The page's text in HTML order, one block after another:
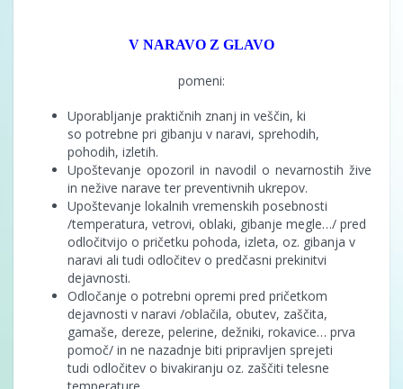
V NARAVO Z GLAVO
pomeni:
Uporabljanje praktičnih znanj in veščin, ki
so potrebne pri gibanju v naravi, sprehodih,
pohodih, izletih.
Upoštevanje opozoril in navodil o nevarnostih žive
in nežive narave ter preventivnih ukrepov.
Upoštevanje lokalnih vremenskih posebnosti
/temperatura, vetrovi, oblaki, gibanje megle…/ pred
odločitvijo o pričetku pohoda, izleta, oz. gibanja v
naravi ali tudi odločitev o predčasni prekinitvi
dejavnosti.
Odločanje o potrebni opremi pred pričetkom
dejavnosti v naravi /oblačila, obutev, zaščita,
gamaše, dereze, pelerine, dežniki, rokavice… prva
pomoč/ in ne nazadnje biti pripravljen sprejeti
tudi odločitev o bivakiranju oz. zaščiti telesne